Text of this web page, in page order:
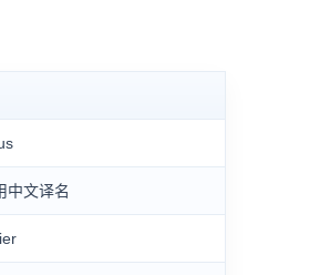
中文译名